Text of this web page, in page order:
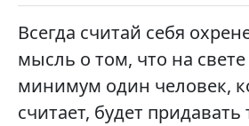
Всегда считай себя
мысль о том, что на свете
минимум один человек,
считает, будет придавать